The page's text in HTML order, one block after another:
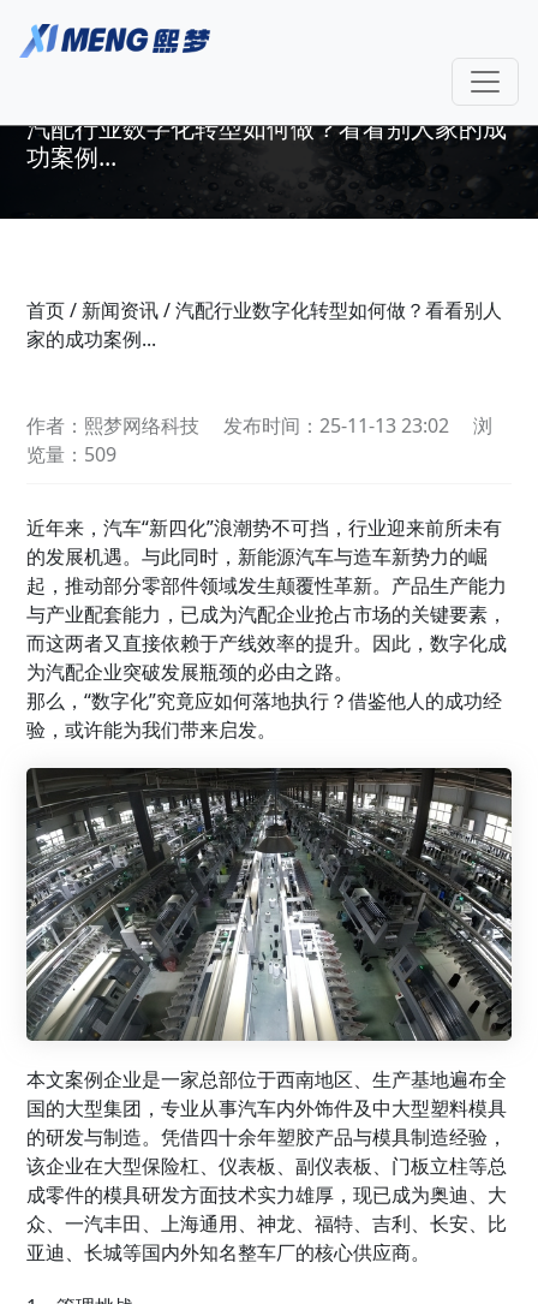
汽配行业数字化转型如何做？看看别人家的成
功案例...
首页/ 新闻资讯/汽配行业数字化转型如何做？看看别人
家的成功案例...
作者：熙梦网络科技 发布时间：25-11-13 23:02
浏
览量：509
近年来，汽车“新四化”浪潮势不可挡，行业迎来前所未有
的发展机遇。与此同时，新能源汽车与造车新势力的崛
起，推动部分零部件领域发生颠覆性革新。产品生产能力
与产业配套能力，已成为汽配企业抢占市场的关键要素，
而这两者又直接依赖于产线效率的提升。因此，数字化成
为汽配企业突破发展瓶颈的必由之路。
那么，“数字化”究竟应如何落地执行？借鉴他人的成功经
验，或许能为我们带来启发。
本文案例企业是一家总部位于西南地区、生产基地遍布全
国的大型集团，专业从事汽车内外饰件及中大型塑料模具
的研发与制造。凭借四十余年塑胶产品与模具制造经验，
该企业在大型保险杠、仪表板、副仪表板、门板立柱等总
成零件的模具研发方面技术实力雄厚，现已成为奥迪、大
众、一汽丰田、上海通用、神龙、福特、吉利、长安、比
亚迪、长城等国内外知名整车厂的核心供应商。